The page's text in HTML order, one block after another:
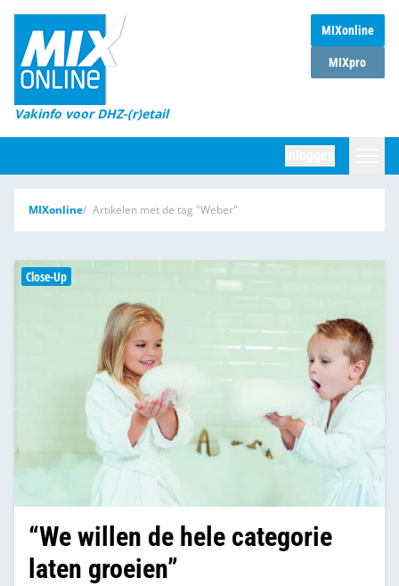
MIXonline
MIXpro
Vakinfo voor DHZ-(r)etail
Home
Magazines
DHZ Sessie
Marktcijfers
Word abonnee
MIXonline Artikelen met de tag "Weber"
Close-Up
“We willen de hele categorie
laten groeien”